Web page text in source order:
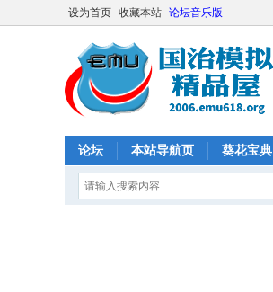
设为首页 收藏本站 论坛音乐版
论坛 本站导航页 葵花宝典